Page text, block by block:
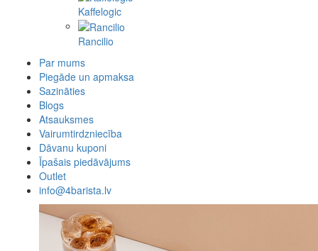
Kaffelogic
Rancilio
Par mums
Piegāde un apmaksa
Sazināties
Blogs
Atsauksmes
Vairumtirdzniecība
Dāvanu kuponi
Īpašais piedāvājums
Outlet
info@4barista.lv